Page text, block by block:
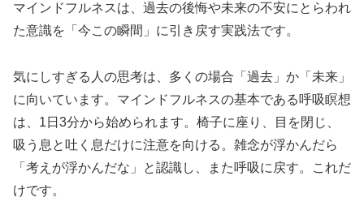
マインドフルネスは、過去の後悔や未来の不安にとらわれ
た意識を「今この瞬間」に引き戻す実践法です。
気にしすぎる人の思考は、多くの場合「過去」か「未来」
に向いています。マインドフルネスの基本である呼吸瞑想
は、1日3分から始められます。椅子に座り、目を閉じ、
吸う息と吐く息だけに注意を向ける。雑念が浮かんだら
「考えが浮かんだな」と認識し、また呼吸に戻す。これだ
けです。